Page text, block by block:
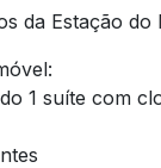
da Estação do
1 suíte com